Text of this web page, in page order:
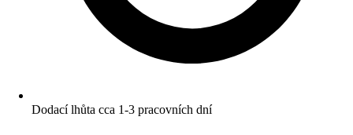
Dodací lhůta cca 1-3 pracovních dní